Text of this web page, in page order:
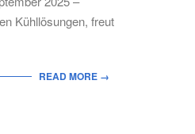
Kühllösungen, freut
READ MORE →